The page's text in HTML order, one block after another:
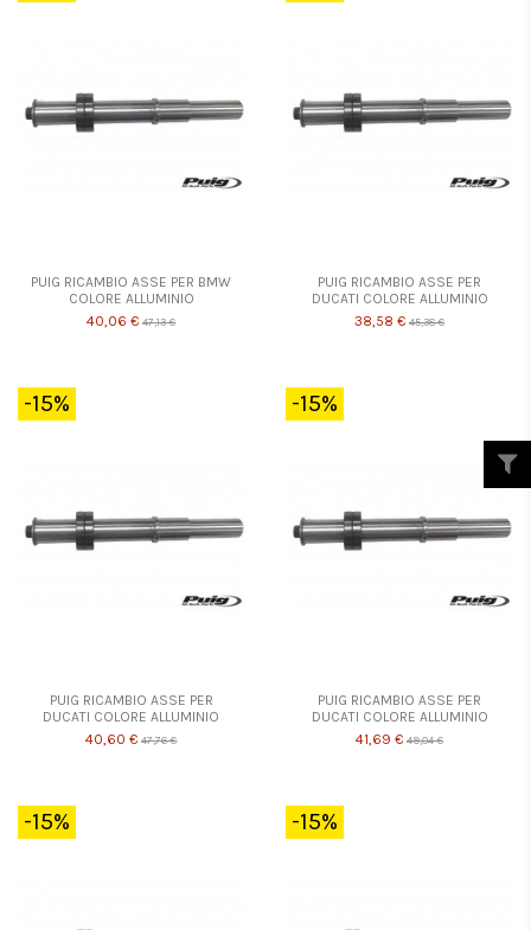
PUIG RICAMBIO ASSE PER BMW
COLORE ALLUMINIO
40,06 € 47,13 €
PUIG RICAMBIO ASSE PER
DUCATI COLORE ALLUMINIO
38,58 € 45,38 €
-15%
PUIG RICAMBIO ASSE PER
DUCATI COLORE ALLUMINIO
40,60 € 47,76 €
-15%
PUIG RICAMBIO ASSE PER
DUCATI COLORE ALLUMINIO
41,69 € 49,04 €
-15% -15%